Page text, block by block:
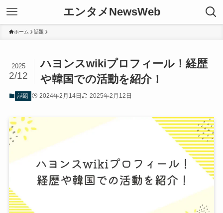
エンタメNewsWeb
ホーム 話題
ハヨンスwikiプロフィール！経歴
や韓国での活動を紹介！
2025
2/12
話題 2024年2月14日 2025年2月12日